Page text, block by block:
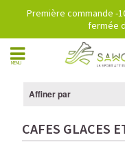
Première commande -
fermée
MENU
Affiner par
CAFES GLACES